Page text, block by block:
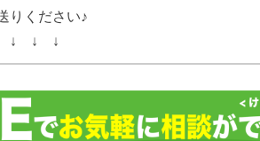
りください♪
↓ ↓ ↓